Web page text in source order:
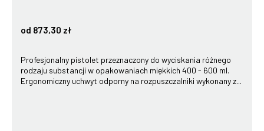
od 873,30 zł
Profesjonalny pistolet przeznaczony do wyciskania różnego
rodzaju substancji w opakowaniach miękkich 400 - 600 ml.
Ergonomiczny uchwyt odporny na rozpuszczalniki wykonany z...